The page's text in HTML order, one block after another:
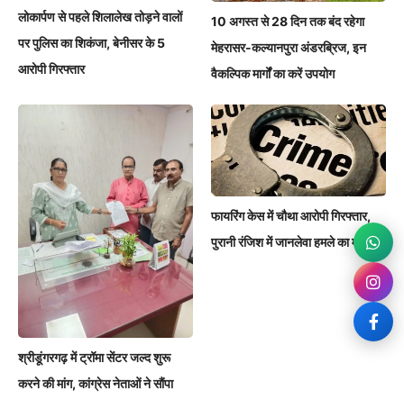
लोकार्पण से पहले शिलालेख तोड़ने वालों
पर पुलिस का शिकंजा, बेनीसर के 5
आरोपी गिरफ्तार
10 अगस्त से 28 दिन तक बंद रहेगा
मेहरासर-कल्यानपुरा अंडरब्रिज, इन
वैकल्पिक मार्गों का करें उपयोग
श्रीडूंगरगढ़ में ट्रॉमा सेंटर जल्द शुरू
करने की मांग, कांग्रेस नेताओं ने सौंपा
फायरिंग केस में चौथा आरोपी गिरफ्तार,
पुरानी रंजिश में जानलेवा हमले का मामला